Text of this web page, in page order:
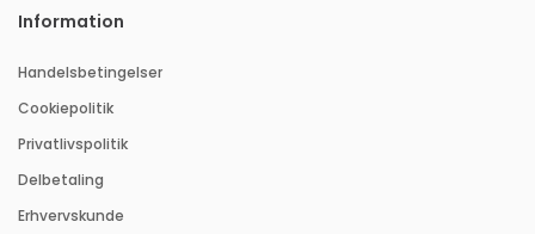
Information
Handelsbetingelser
Cookiepolitik
Privatlivspolitik
Delbetaling
Erhvervskunde